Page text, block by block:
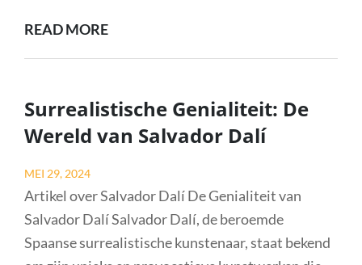
READ MOREONTDEK
SAMSUNG
GALAXY
S23
EEN
INNOVATIEVE
STAP
Surrealistische Genialiteit: De
Wereld van Salvador Dalí
Posted
on
MEI 29, 2024
Artikel over Salvador Dalí De Genialiteit van
Salvador Dalí Salvador Dalí, de beroemde
Spaanse surrealistische kunstenaar, staat bekend